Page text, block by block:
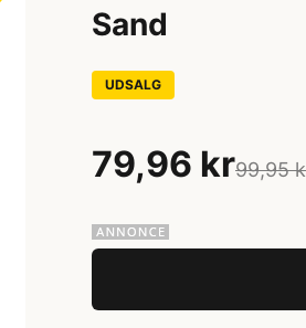
Sand
UDSALG
79,96 kr99,95